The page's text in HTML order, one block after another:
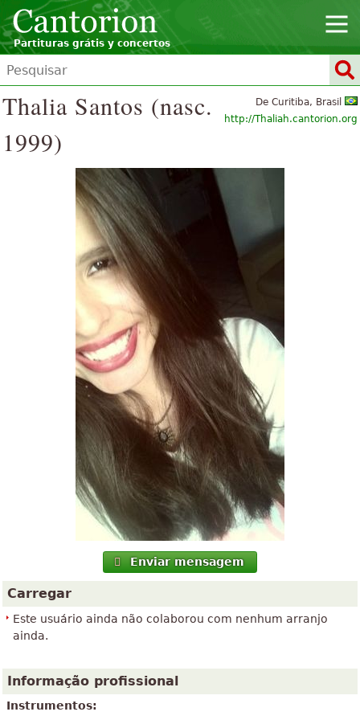
Partituras grátis y concertos
De Curitiba, Brasil
http://Thaliah.cantorion.org
Thalia Santos (nasc.
1999)
Enviar mensagem
Carregar
Este usuário ainda não colaborou com nenhum arranjo
ainda.
Informação profissional
Instrumentos: